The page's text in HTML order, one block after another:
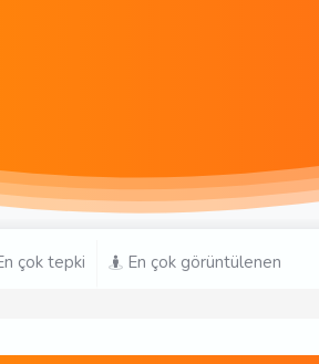
çok tepki En çok görüntülenen